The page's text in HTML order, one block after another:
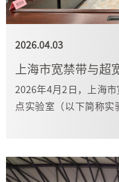
2026.04.03
2026年4月2日，上海
点实验室（以下简称实